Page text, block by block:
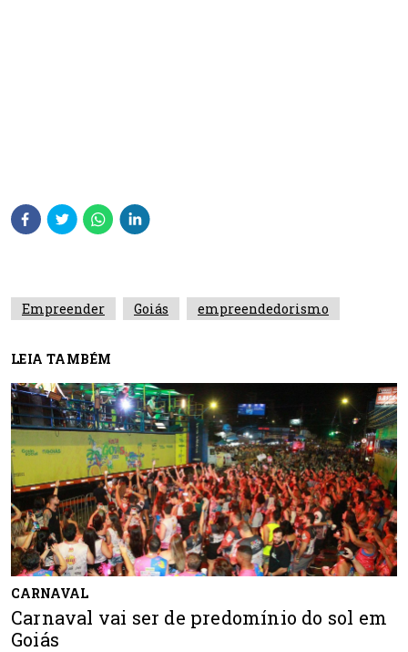
Empreender Goiás empreendedorismo
LEIA TAMBÉM
CARNAVAL
Carnaval vai ser de predomínio do sol em
Goiás